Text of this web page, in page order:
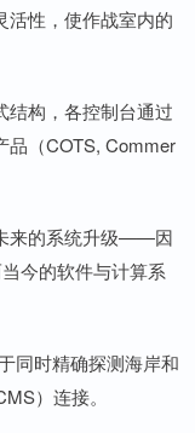
活性，使作战室内的
结构，各控制台通过
品（COTS, Commer
来的系统升级——因
今的软件与计算系
同时精确探测海岸和
）连接。